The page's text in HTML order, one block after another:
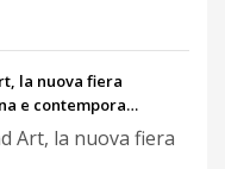
la nuova fiera
e contempora…
Art, la nuova fiera